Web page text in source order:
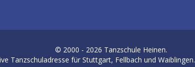
© 2000 - 2026 Tanzschule Heinen.
Tanzschuladresse für Stuttgart, Fellbach und Waiblingen.